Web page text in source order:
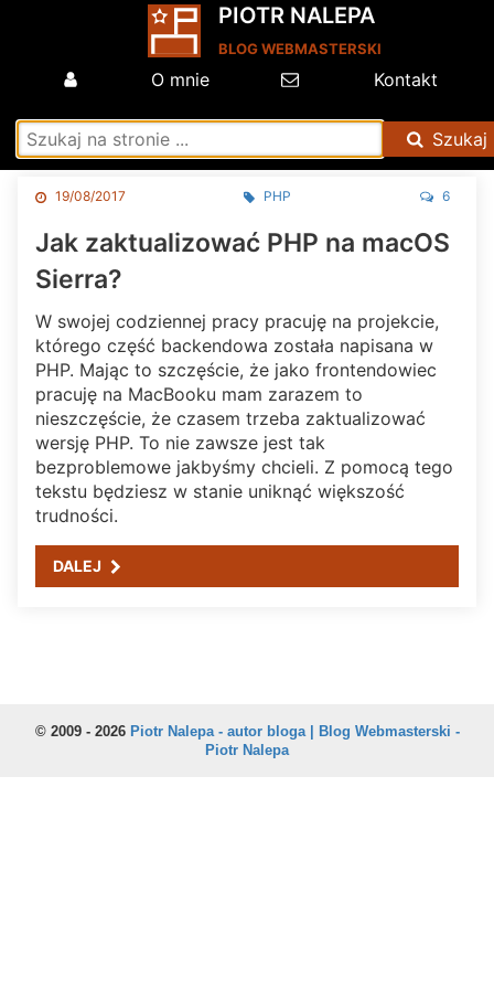
Jak zaktualizować PHP na macOS
Sierra?
W swojej codziennej pracy pracuję na projekcie,
którego część backendowa została napisana w
PHP. Mając to szczęście, że jako frontendowiec
pracuję na MacBooku mam zarazem to
nieszczęście, że czasem trzeba zaktualizować
wersję PHP. To nie zawsze jest tak
bezproblemowe jakbyśmy chcieli. Z pomocą tego
tekstu będziesz w stanie uniknąć większość
trudności.
DALEJ
19/08/2017 PHP 6
PIOTR NALEPA
BLOG WEBMASTERSKI
O mnie Kontakt
Szukaj
© 2009 - 2026 Piotr Nalepa - autor bloga | Blog Webmasterski -
Piotr Nalepa